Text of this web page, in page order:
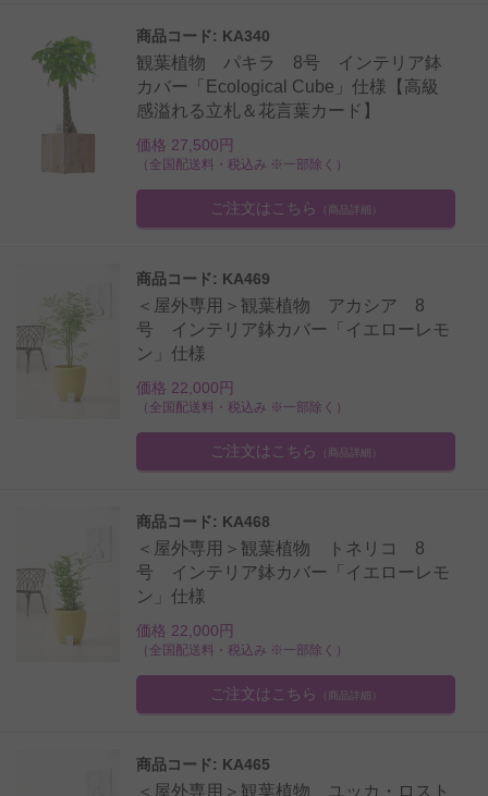
商品コード: KA340
観葉植物 パキラ 8号 インテリア鉢
カバー「Ecological Cube」仕様【高級
感溢れる立札＆花言葉カード】
価格 27,500円
（全国配送料・税込み ※一部除く）
ご注文はこちら （商品詳細）
商品コード: KA469
＜屋外専用＞観葉植物 アカシア 8
号 インテリア鉢カバー「イエローレモ
ン」仕様
価格 22,000円
（全国配送料・税込み ※一部除く）
ご注文はこちら （商品詳細）
商品コード: KA468
＜屋外専用＞観葉植物 トネリコ 8
号 インテリア鉢カバー「イエローレモ
ン」仕様
価格 22,000円
（全国配送料・税込み ※一部除く）
ご注文はこちら （商品詳細）
商品コード: KA465
＜屋外専用＞観葉植物 ユッカ・ロスト